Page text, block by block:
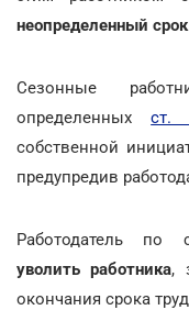
неопределенный срок
Сезонные
определенныхст.
собственной
предупредив
Работодатель по
уволить работника,
окончания срока